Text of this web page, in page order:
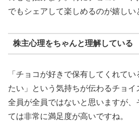
でもシェアして楽しめるのが嬉しい
株主心理をちゃんと理解している
「チョコが好きで保有してくれて
たい」という気持ちが伝わるチョイ
全員が全員ではないと思いますが、
ては非常に満足度が高いですね。